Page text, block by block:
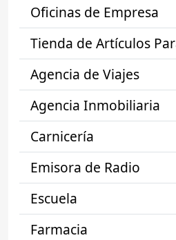
Oficinas de Empresa
Tienda de Artículos
Agencia de Viajes
Agencia Inmobiliaria
Carnicería
Emisora de Radio
Escuela
Farmacia